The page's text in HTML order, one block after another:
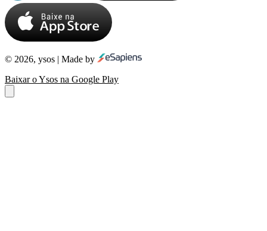
© 2026, ysos | Made by
Baixar o Ysos na Google Play